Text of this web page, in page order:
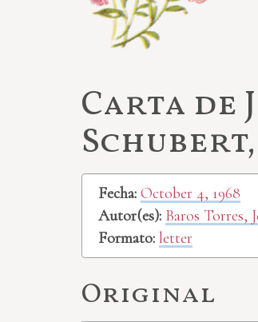
Carta de
Schubert,
Fecha: October 4, 1968
Autor(es): Baros Torres,
Formato: letter
Original